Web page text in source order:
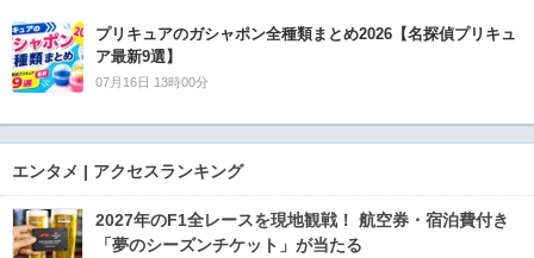
プリキュアのガシャポン全種類まとめ2026【名探偵プリキュ
ア最新9選】
07月16日 13時00分
エンタメ | アクセスランキング
2027年のF1全レースを現地観戦！ 航空券・宿泊費付き
「夢のシーズンチケット」が当たる